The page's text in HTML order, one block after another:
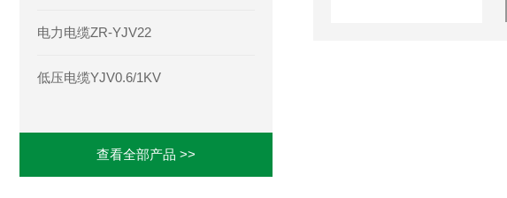
电力电缆ZR-YJV22
低压电缆YJV0.6/1KV
查看全部产品 >>